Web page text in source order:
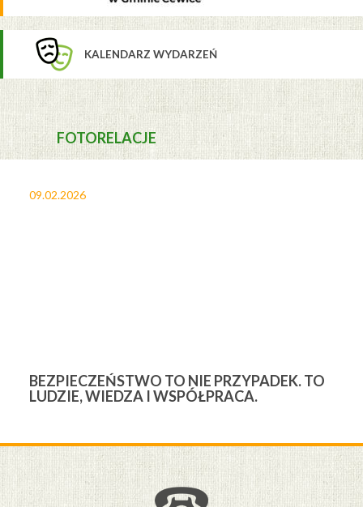
KALENDARZ WYDARZEŃ
FOTORELACJE
09.02.2026
BEZPIECZEŃSTWO TO NIE PRZYPADEK. TO
LUDZIE, WIEDZA I WSPÓŁPRACA.